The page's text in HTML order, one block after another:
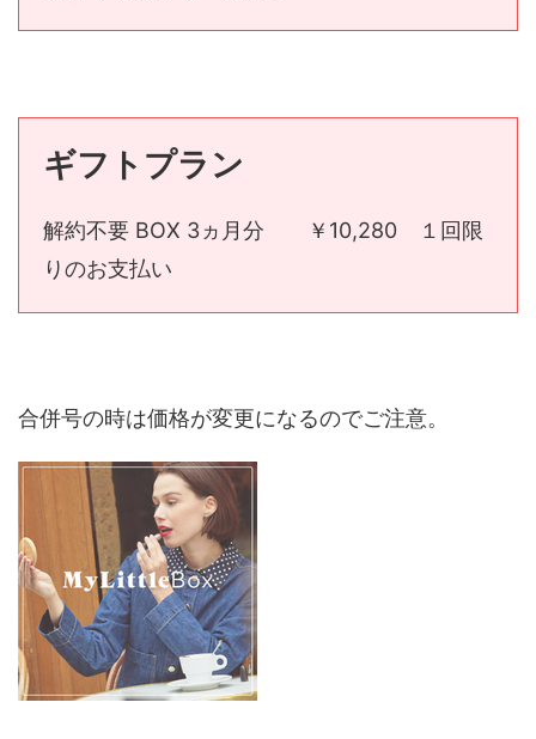
ギフトプラン
解約不要 BOX 3ヵ月分 ￥10,280 １回限
りのお支払い
合併号の時は価格が変更になるのでご注意。